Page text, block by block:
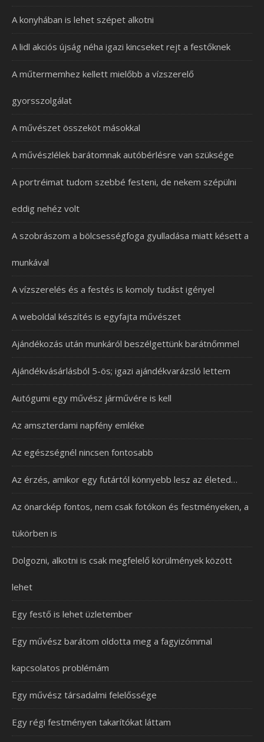
A konyhában is lehet szépet alkotni
A lidl akciós újság néha igazi kincseket rejt a festőknek
A műtermemhez kellett mielőbb a vízszerelő
gyorsszolgálat
A művészet összeköt másokkal
A művészlélek barátomnak autóbérlésre van szüksége
A portréimat tudom szebbé festeni, de nekem szépülni
eddig nehéz volt
A szobrászom a bölcsességfoga gyulladása miatt késett a
munkával
A vízszerelés és a festés is komoly tudást igényel
A weboldal készítés is egyfajta művészet
Ajándékozás után munkáról beszélgettünk barátnőmmel
Ajándékvásárlásból 5-ös; igazi ajándékvarázsló lettem
Autógumi egy művész járművére is kell
Az amszterdami napfény emléke
Az egészségnél nincsen fontosabb
Az érzés, amikor egy futártól könnyebb lesz az életed…
Az önarckép fontos, nem csak fotókon és festményeken, a
tükörben is
Dolgozni, alkotni is csak megfelelő körülmények között
lehet
Egy festő is lehet üzletember
Egy művész barátom oldotta meg a fagyizómmal
kapcsolatos problémám
Egy művész társadalmi felelőssége
Egy régi festményen takarítókat láttam